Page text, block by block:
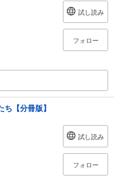
試し読み
フォロー
【分冊版】
試し読み
フォロー